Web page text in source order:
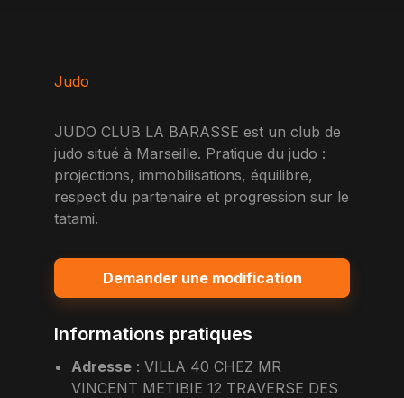
Judo
JUDO CLUB LA BARASSE est un club de
judo situé à Marseille. Pratique du judo :
projections, immobilisations, équilibre,
respect du partenaire et progression sur le
tatami.
Demander une modification
Informations pratiques
Adresse :VILLA 40 CHEZ MR
VINCENT METIBIE 12 TRAVERSE DES